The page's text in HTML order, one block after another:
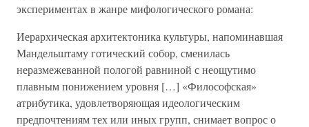
экспериментах в жанре мифологического романа:
Иерархическая архитектоника культуры, напоминавшая
Мандельштаму готический собор, сменилась
неразмежеванной пологой равниной с неощутимо
плавным понижением уровня […] «Философская»
атрибутика, удовлетворяющая идеологическим
предпочтениям тех или иных групп, снимает вопрос о